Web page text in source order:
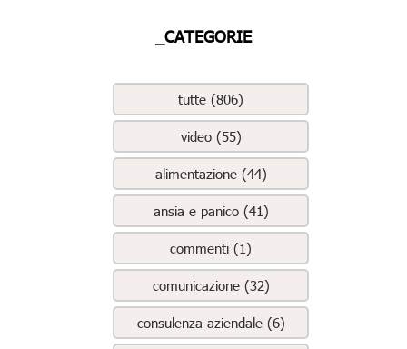
_CATEGORIE
tutte (806)
video (55)
alimentazione (44)
ansia e panico (41)
commenti (1)
comunicazione (32)
consulenza aziendale (6)